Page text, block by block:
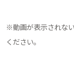
※動画が表示されな
ください。